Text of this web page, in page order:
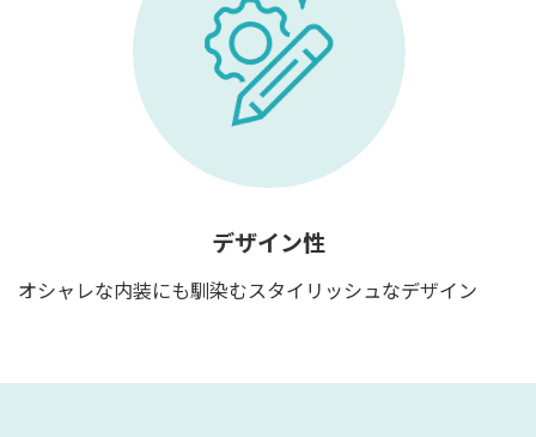
デザイン性
オシャレな内装にも馴染むスタイリッシュなデザイン